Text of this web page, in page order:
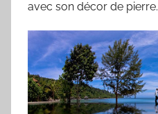
avec son décor de pierre.